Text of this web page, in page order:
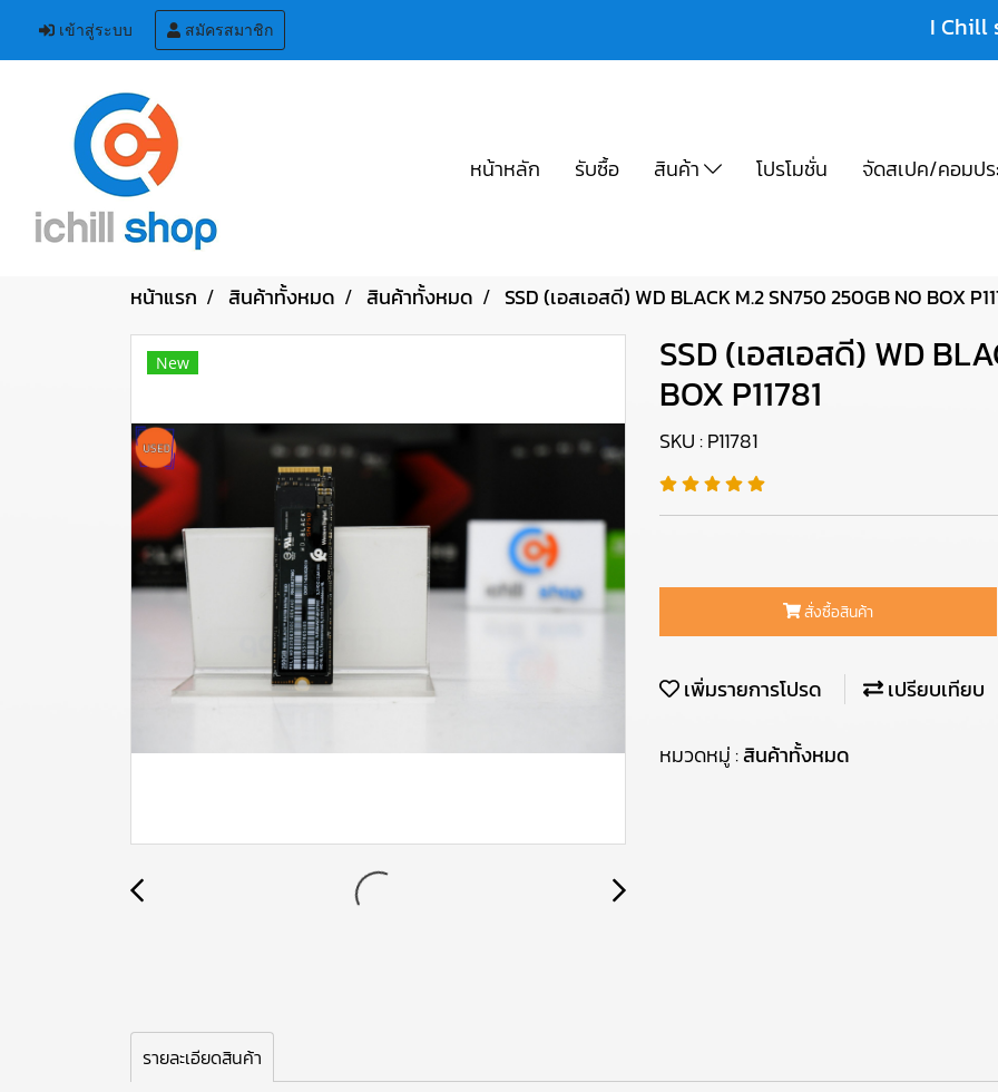
เข้าสู่ระบบ สมัครสมาชิก I Chill
หน้าหลัก รับซื้อ สินค้า โปรโมชั่น จัดสเปค/คอมป
หน้าแรก สินค้าทั้งหมด สินค้าทั้งหมด SSD (เอสเอสดี) WD BLACK M.2 SN750 250GB NO BOX
New
SSD (เอสเอสดี) WD
BOX P11781
SKU : P11781
สั่งซื้อสินค้า
เพิ่มรายการโปรด เปรียบเทียบ
หมวดหมู่ :สินค้าทั้งหมด
รายละเอียดสินค้า